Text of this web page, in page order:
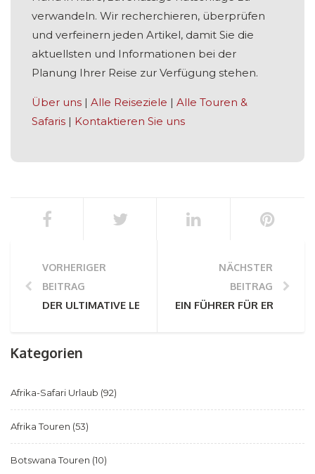
verwandeln. Wir recherchieren, überprüfen
und verfeinern jeden Artikel, damit Sie die
aktuellsten und Informationen bei der
Planung Ihrer Reise zur Verfügung stehen.
Über uns | Alle Reiseziele | Alle Touren &
Safaris | Kontaktieren Sie uns
VORHERIGER
BEITRAG
DER ULTIMATIVE LEITFADEN FÜR DIE STRECKEN VON
NÄCHSTER
BEITRAG
EIN FÜHRER FÜR
Kategorien
Afrika-Safari Urlaub (92)
Afrika Touren (53)
Botswana Touren (10)